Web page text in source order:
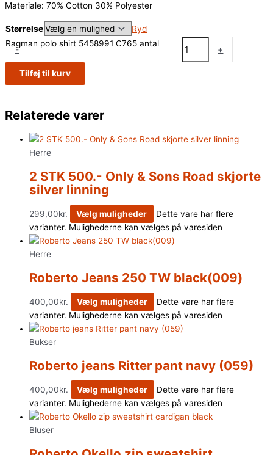
Materiale: 70% Cotton 30% Polyester
Størrelse Ryd
-
Ragman polo shirt 5458991 C765 antal
+
Tilføj til kurv
Relaterede varer
Herre
2 STK 500.- Only & Sons Road skjorte
silver linning
299,00kr. Vælg muligheder
Dette vare har flere
varianter. Mulighederne kan vælges på varesiden
Herre
Roberto Jeans 250 TW black(009)
400,00kr. Vælg muligheder
Dette vare har flere
varianter. Mulighederne kan vælges på varesiden
Bukser
Roberto jeans Ritter pant navy (059)
400,00kr. Vælg muligheder
Dette vare har flere
varianter. Mulighederne kan vælges på varesiden
Bluser